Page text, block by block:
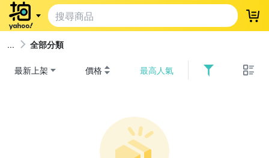
登
全部分類
最新上架 價格 最高人氣